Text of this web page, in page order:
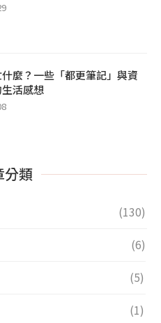
麼？一些「都更筆記」與資
活感想
分類
(130)
(6)
(5)
(1)